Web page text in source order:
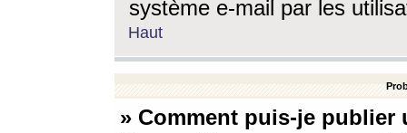
système e-mail par les
Haut
» Comment puis-je